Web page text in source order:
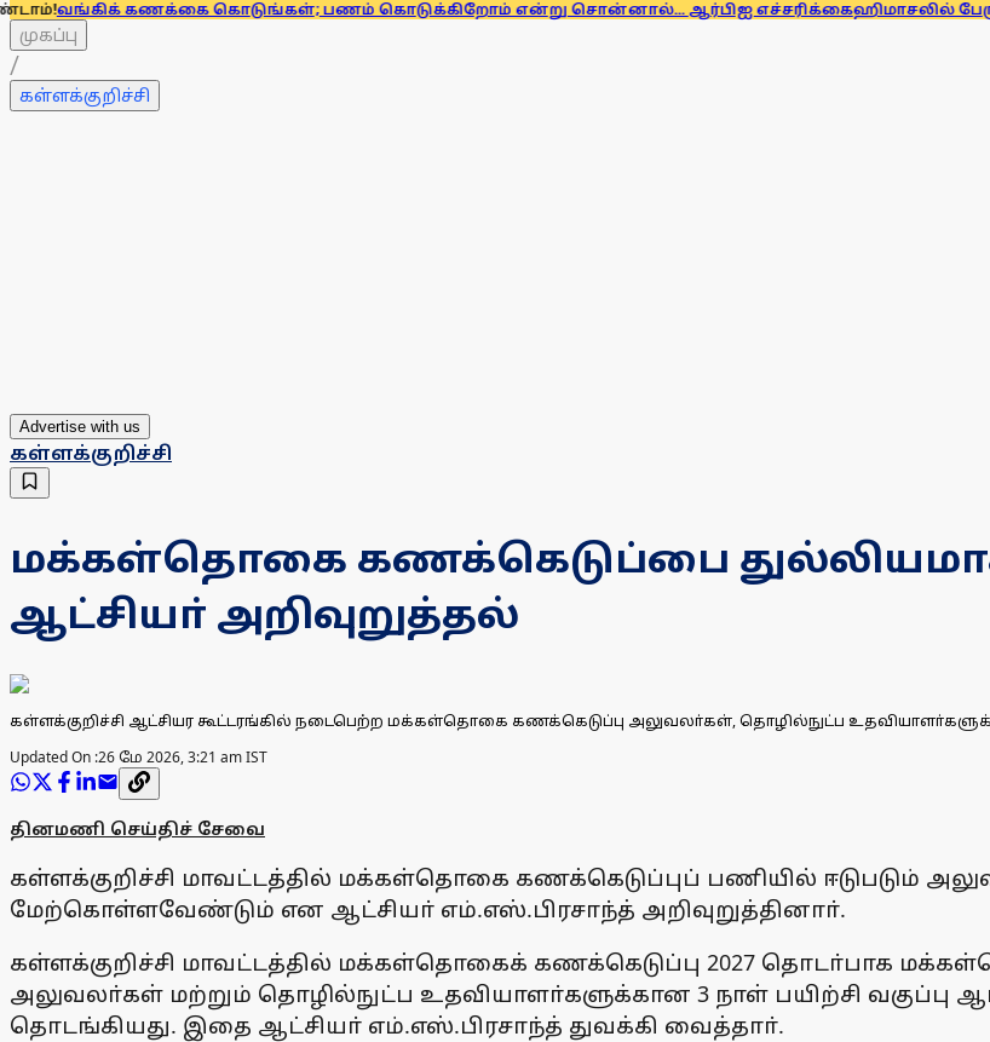
கணக்கை கொடுங்கள்; பணம் கொடுக்கிறோம் என்று சொன்னால்... ஆர்பிஐ எச்சரிக்கைஹிமாசலில் பேருந்து
முகப்பு
/
கள்ளக்குறிச்சி
Advertise with us
கள்ளக்குறிச்சி
மக்கள்தொகை கணக்கெடுப்பை
ஆட்சியா் அறிவுறுத்தல்
கள்ளக்குறிச்சி ஆட்சியர கூட்டரங்கில் நடைபெற்ற மக்கள்தொகை கணக்கெடுப்பு அலுவலா்கள், தொழில்நுட்ப
Updated On :26 மே 2026, 3:21 am IST
தினமணி செய்திச் சேவை
கள்ளக்குறிச்சி மாவட்டத்தில் மக்கள்தொகை கணக்கெடுப்புப் பணியில் ஈடுபடும்
மேற்கொள்ளவேண்டும் என ஆட்சியா் எம்.எஸ்.பிரசாந்த் அறிவுறுத்தினாா்.
கள்ளக்குறிச்சி மாவட்டத்தில் மக்கள்தொகைக் கணக்கெடுப்பு 2027 தொடா்பாக
அலுவலா்கள் மற்றும் தொழில்நுட்ப உதவியாளா்களுக்கான 3 நாள் பயிற்சி வகுப்பு
தொடங்கியது. இதை ஆட்சியா் எம்.எஸ்.பிரசாந்த் துவக்கி வைத்தாா்.